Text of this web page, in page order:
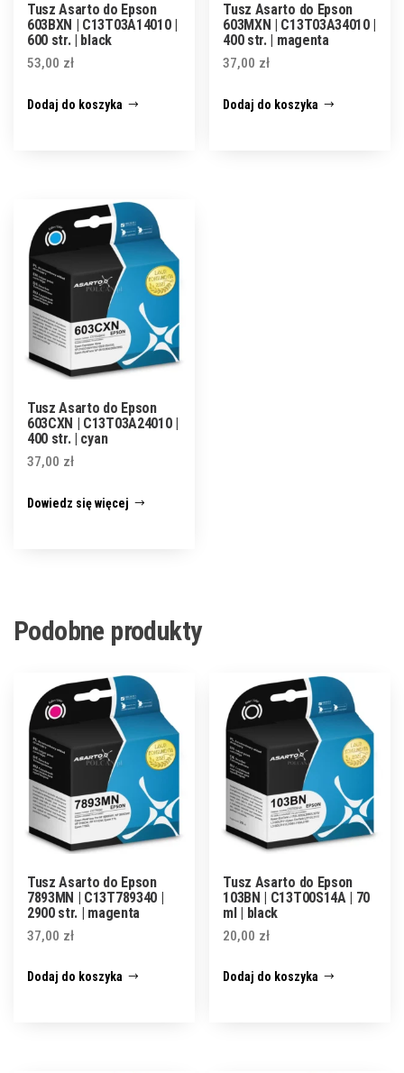
Tusz Asarto do Epson
603BXN | C13T03A14010 |
600 str. | black
53,00 zł
Dodaj do koszyka
Tusz Asarto do Epson
603MXN | C13T03A34010 |
400 str. | magenta
37,00 zł
Dodaj do koszyka
Tusz Asarto do Epson
603CXN | C13T03A24010 |
400 str. | cyan
37,00 zł
Dowiedz się więcej
Podobne produkty
Tusz Asarto do Epson
7893MN | C13T789340 |
2900 str. | magenta
37,00 zł
Dodaj do koszyka
Tusz Asarto do Epson
103BN | C13T00S14A | 70
ml | black
20,00 zł
Dodaj do koszyka